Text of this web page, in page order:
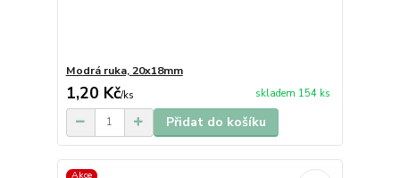
Modrá ruka, 20x18mm
1,20 Kč/ks skladem 154 ks
Přidat do košíku
Akce